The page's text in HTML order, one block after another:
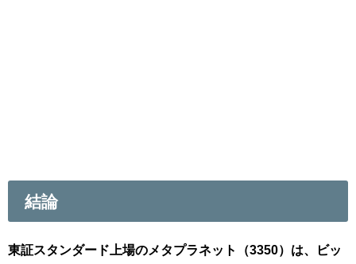
結論
東証スタンダード上場のメタプラネット（3350）は、ビッ